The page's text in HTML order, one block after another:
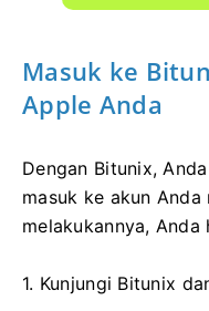
Masuk ke
Apple Anda
Dengan Bitunix,
masuk ke akun Anda
melakukannya, Anda
1. Kunjungi Bitunix